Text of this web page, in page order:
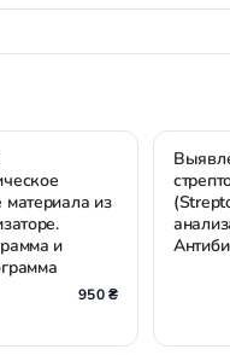
материала из
и
950 ₴